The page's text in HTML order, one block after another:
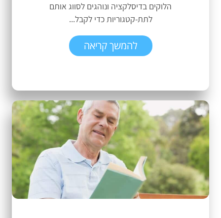
הלוקים בדיסלקציה ונוהגים לסווג אותם
לתת-קטגוריות כדי לקבל...
להמשך קריאה